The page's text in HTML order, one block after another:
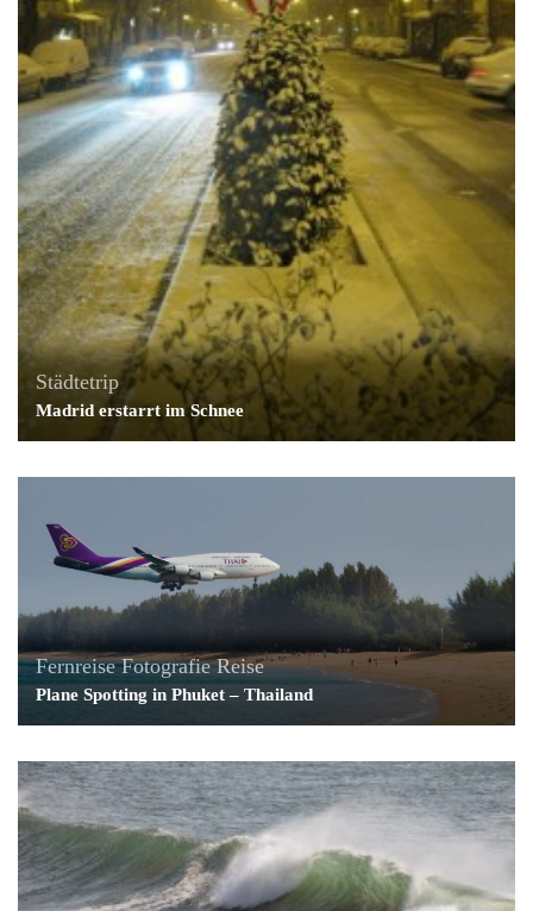
Städtetrip
Madrid erstarrt im Schnee
Fernreise Fotografie Reise
Plane Spotting in Phuket – Thailand